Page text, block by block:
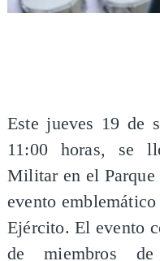
Este jueves 19 de
11:00 horas, se
Militar en el
evento
Ejército. El evento
de miembros